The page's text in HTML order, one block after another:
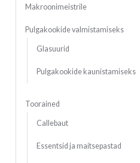
Makroonimeistrile
Pulgakookide valmistamiseks
Glasuurid
Pulgakookide kaunistamiseks
Toorained
Callebaut
Essentsid ja maitsepastad